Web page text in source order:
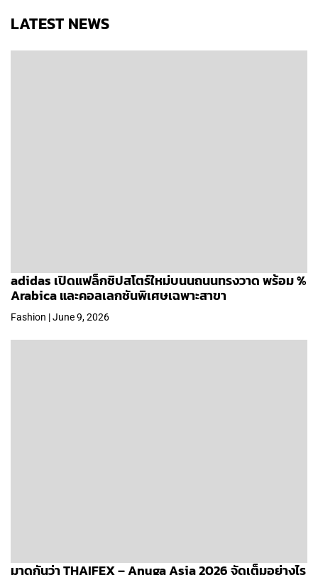
LATEST NEWS
adidas เปิดแฟล็กชิปสโตร์ใหม่บนนถนนทรงวาด พร้อม %
Arabica และคอลเลกชันพิเศษเฉพาะสาขา
Fashion | June 9, 2026
มาดูกันว่า THAIFEX – Anuga Asia 2026 จัดเต็มอย่างไร